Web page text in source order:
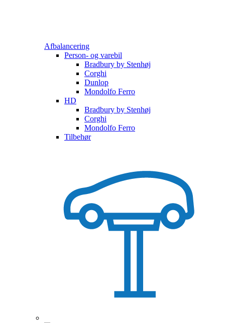
Afbalancering
Person- og varebil
Bradbury by Stenhøj
Corghi
Dunlop
Mondolfo Ferro
HD
Bradbury by Stenhøj
Corghi
Mondolfo Ferro
Tilbehør